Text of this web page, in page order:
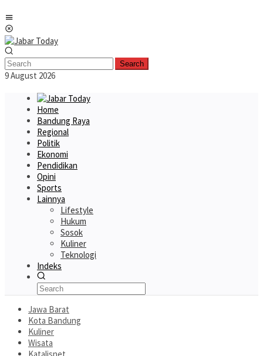
to
content
Search
9 August 2026
Home
Bandung Raya
Regional
Politik
Ekonomi
Pendidikan
Opini
Sports
Lainnya
Lifestyle
Hukum
Sosok
Kuliner
Teknologi
Indeks
Jawa Barat
Kota Bandung
Kuliner
Wisata